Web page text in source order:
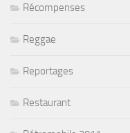
Récompenses
Reggae
Reportages
Restaurant